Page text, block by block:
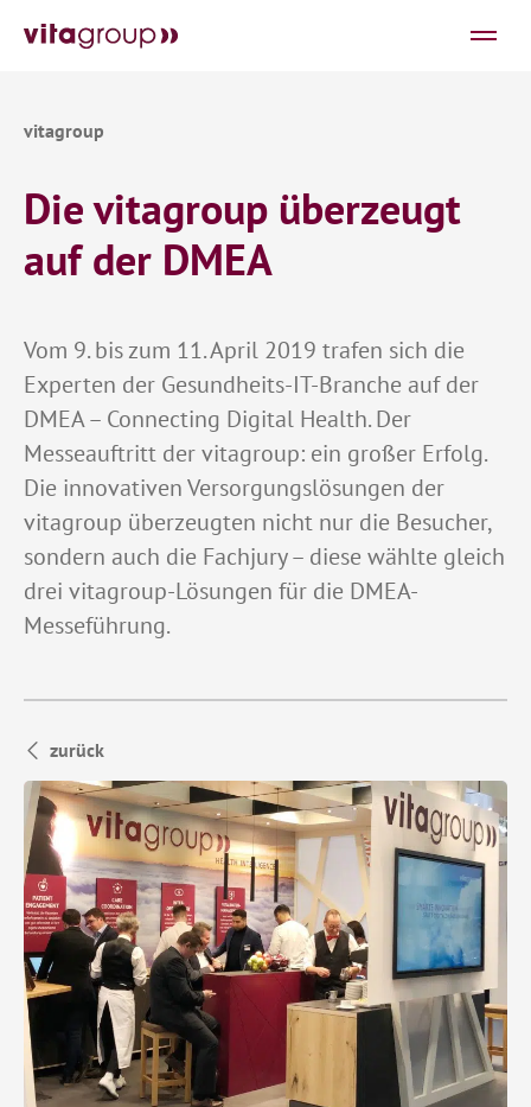
Die vitagroup überzeugt
auf der DMEA
Vom 9. bis zum 11. April 2019 trafen sich die
Experten der Gesundheits-IT-Branche auf der
DMEA – Connecting Digital Health. Der
Messeauftritt der vitagroup: ein großer Erfolg.
Die innovativen Versorgungslösungen der
vitagroup überzeugten nicht nur die Besucher,
sondern auch die Fachjury – diese wählte gleich
drei vitagroup-Lösungen für die DMEA-
Messeführung.
zurück